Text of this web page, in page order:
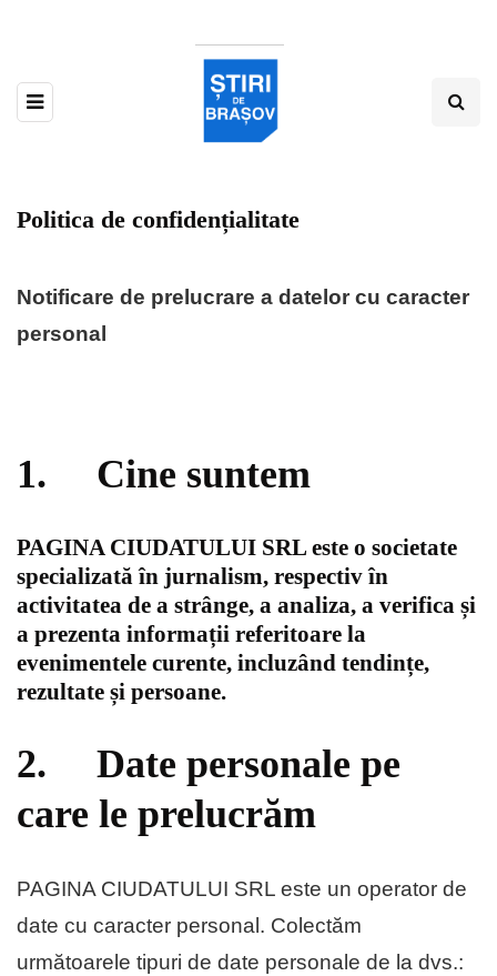
Politica de confidențialitate
Notificare de prelucrare a datelor cu caracter
personal
1. Cine suntem
PAGINA CIUDATULUI SRL este o societate
specializată în jurnalism, respectiv în
activitatea de a strânge, a analiza, a verifica și
a prezenta informații referitoare la
evenimentele curente, incluzând tendințe,
rezultate și persoane.
2. Date personale pe
care le prelucrăm
PAGINA CIUDATULUI SRL este un operator de
date cu caracter personal. Colectăm
următoarele tipuri de date personale de la dvs.: